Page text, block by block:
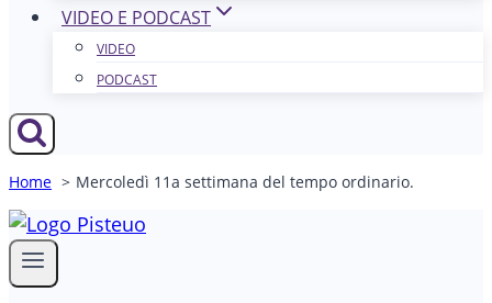
VIDEO E PODCAST
VIDEO
PODCAST
Home Mercoledì 11a settimana del tempo ordinario.